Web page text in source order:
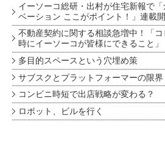
イーソーコ総研・出村が住宅新報で「
ベーション ここがポイント！」連載
不動産契約に関する相談急増中！「
時にイーソーコが皆様にできること」
多目的スペースという穴埋め策
サブスクとプラットフォーマーの限界
コンビニ時短で出店戦略が変わる？
ロボット、ビルを行く